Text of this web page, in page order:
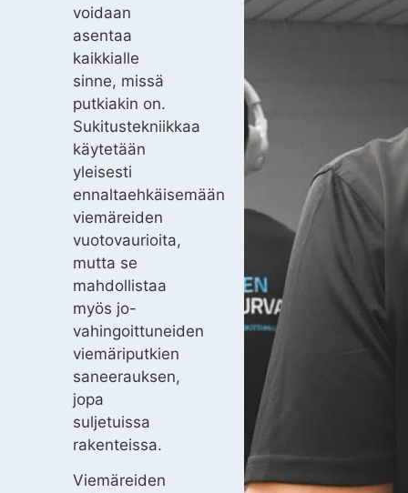
voidaan
asentaa
kaikkialle
sinne, missä
putkiakin on.
Sukitustekniikkaa
käytetään
yleisesti
ennaltaehkäisemään
viemäreiden
vuotovaurioita,
mutta se
mahdollistaa
myös jo-
vahingoittuneiden
viemäriputkien
saneerauksen,
jopa
suljetuissa
rakenteissa.
Viemäreiden